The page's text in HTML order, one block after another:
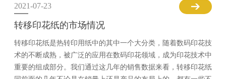
2021-07-23
转移印花纸的市场情况
转移印花纸是热转印用纸中的其中一个大分类，随着数码印花技
术的不断成熟，被广泛的应用在数码印花领域，成为印花技术中
重要的组成部分。我们通过这几年的销售数据来看，转移印花纸